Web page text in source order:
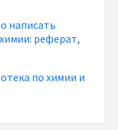
написать
реферат,
по химии и